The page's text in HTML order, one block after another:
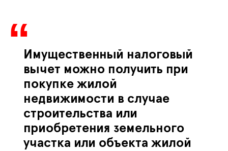
Имущественный налоговый
вычет можно получить при
покупке жилой
недвижимости в случае
строительства или
приобретения земельного
участка или объекта жилой